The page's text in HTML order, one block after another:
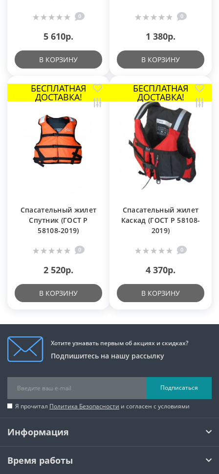
0
5 610р.
В КОРЗИНУ
0
1 380р.
В КОРЗИНУ
БЕСПЛАТНАЯ
ДОСТАВКА!
Спасательный жилет
Cпутник (ГОСТ Р
58108-2019)
0
2 520р.
В КОРЗИНУ
БЕСПЛАТНАЯ
ДОСТАВКА!
Спасательный жилет
Каскад (ГОСТ Р 58108-
2019)
0
4 370р.
В КОРЗИНУ
Хотите узнавать первым об акциях и скидках?
Подпишитесь на нашу рассылку
Подписаться
Я прочитал Политика Безопасности и согласен с условиями
Информация
Время работы